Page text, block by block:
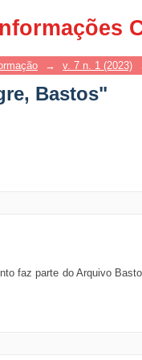
Bastos"
→ v. 7 n. 1 (2023)
Bastos"
faz parte do Arquivo